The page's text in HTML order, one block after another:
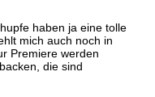
haben ja eine tolle
mich auch noch in
Premiere werden
die sind